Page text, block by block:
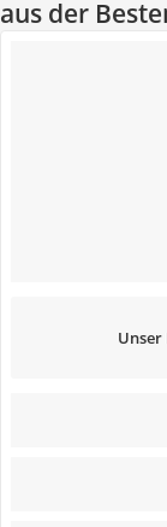
aus der